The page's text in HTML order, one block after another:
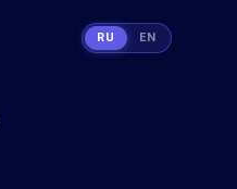
RU EN